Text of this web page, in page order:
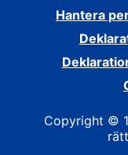
Hantera
Copyright ©